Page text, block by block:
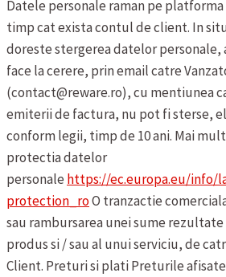
Datele personale raman pe
timp cat exista contul de client. In
doreste stergerea datelor personale,
face la cerere, prin email catre
(contact@reware.ro), cu mentiunea
emiterii de factura, nu pot fi sterse,
conform legii, timp de 10 ani. Mai
protectia datelor
personale https://ec.europa.eu/info/
protection_roO tranzactie
sau rambursarea unei sume
produs si / sau al unui serviciu, de
Client. Preturi si platiPreturile